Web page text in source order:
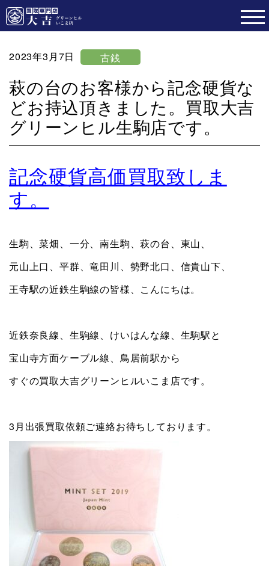
2023年3月7日 古銭
萩の台のお客様から記念硬貨な
どお持込頂きました。買取大吉
グリーンヒル生駒店です。
記念硬貨高価買取致しま
す。
生駒、菜畑、一分、南生駒、萩の台、東山、
元山上口、平群、竜田川、勢野北口、信貴山下、
王寺駅の近鉄生駒線の皆様、こんにちは。
近鉄奈良線、生駒線、けいはんな線、生駒駅と
宝山寺方面ケーブル線、鳥居前駅から
すぐの買取大吉グリーンヒルいこま店です。
3月出張買取依頼ご連絡お待ちしております。